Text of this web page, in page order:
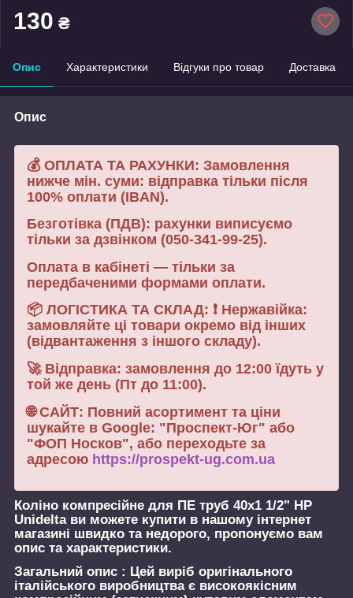
130 ₴
Опис Характеристики Відгуки про товар Доставка
Опис
💰 ОПЛАТА ТА РАХУНКИ: Замовлення
нижче мін. суми: відправка тільки після
100% оплати (IBAN).
Безготівка (ПДВ): рахунки виписуємо
тільки за дзвінком (050-341-99-25).
Оплата в кабінеті — тільки за
передбаченими формами оплати.
📦 ЛОГІСТИКА ТА СКЛАД: ❗ Нержавійка:
замовляйте ці товари окремо від інших
(відвантаження з іншого складу).
🚀 Відправка: замовлення до 12:00 їдуть у
той же день (Пт до 11:00).
🌐 САЙТ: Повний асортимент та ціни
шукайте в Google: "Проспект-Юг" або
"ФОП Носков", або переходьте за
адресою https://prospekt-ug.com.ua
Коліно компресійне для ПЕ труб 40х1 1/2" НР
Unideltaви можете купити в нашому інтернет
магазині швидко та недорого, пропонуємо вам
опис та характеристики.
Загальний опис : Цей виріб оригінального
італійського виробництва є високоякісним